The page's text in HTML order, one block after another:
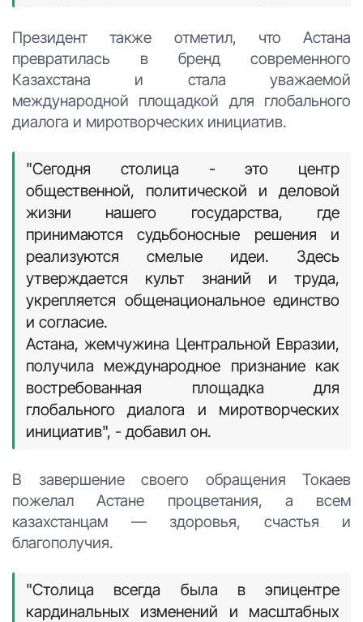
Президент также отметил, что Астана
превратилась в бренд современного
Казахстана и стала уважаемой
международной площадкой для глобального
диалога и миротворческих инициатив.
"Сегодня столица - это центр
общественной, политической и деловой
жизни нашего государства, где
принимаются судьбоносные решения и
реализуются смелые идеи. Здесь
утверждается культ знаний и труда,
укрепляется общенациональное единство
и согласие.
Астана, жемчужина Центральной Евразии,
получила международное признание как
востребованная площадка для
глобального диалога и миротворческих
инициатив", - добавил он.
В завершение своего обращения Токаев
пожелал Астане процветания, а всем
казахстанцам — здоровья, счастья и
благополучия.
"Столица всегда была в эпицентре
кардинальных изменений и масштабных